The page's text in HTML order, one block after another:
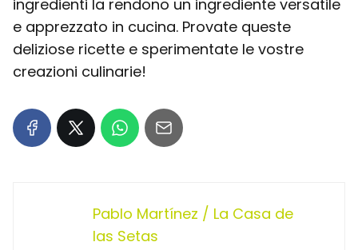
ingredienti la rendono un ingrediente versatile
e apprezzato in cucina. Provate queste
deliziose ricette e sperimentate le vostre
creazioni culinarie!
Pablo Martínez / La Casa de
las Setas